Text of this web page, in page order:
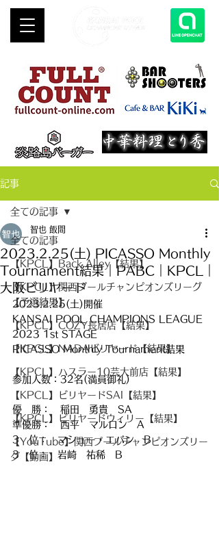
記事
全ての記事
【KPCL】Back Alley【結果】
【KPCL】関西プールチャンピオンズリーグ
【予選結果】
【KPCL】COZY長居店【結果】
【KPCL】NADAビリヤード【結果】
【KPCL】ハスラー10芸大前店【結果】
【KPCL】ビリヤードSAI【結果】
【KPCL】ビリヤードウィリー【結果】
【YouTube】関西プールチャンピオンズリー
グ【動画】
全ての記事
2023.2.25(土) PICASSO Monthly
Tournament結果｜PABC｜KPCL｜
大阪ビリヤード
智也 飯間
2023.2.25(土)開催
KANSAI POOL CHAMPIONS LEAGUE
2023 1st STAGE
PICASSO Monthly Tournament結果
参加人数：32名(満員御礼)
優　勝：　稲田　勇貴　SA
準優勝：　西平　マルロン　A
3　位：　マシュー・エバン　B
3　位：　岩崎　祐稀　B